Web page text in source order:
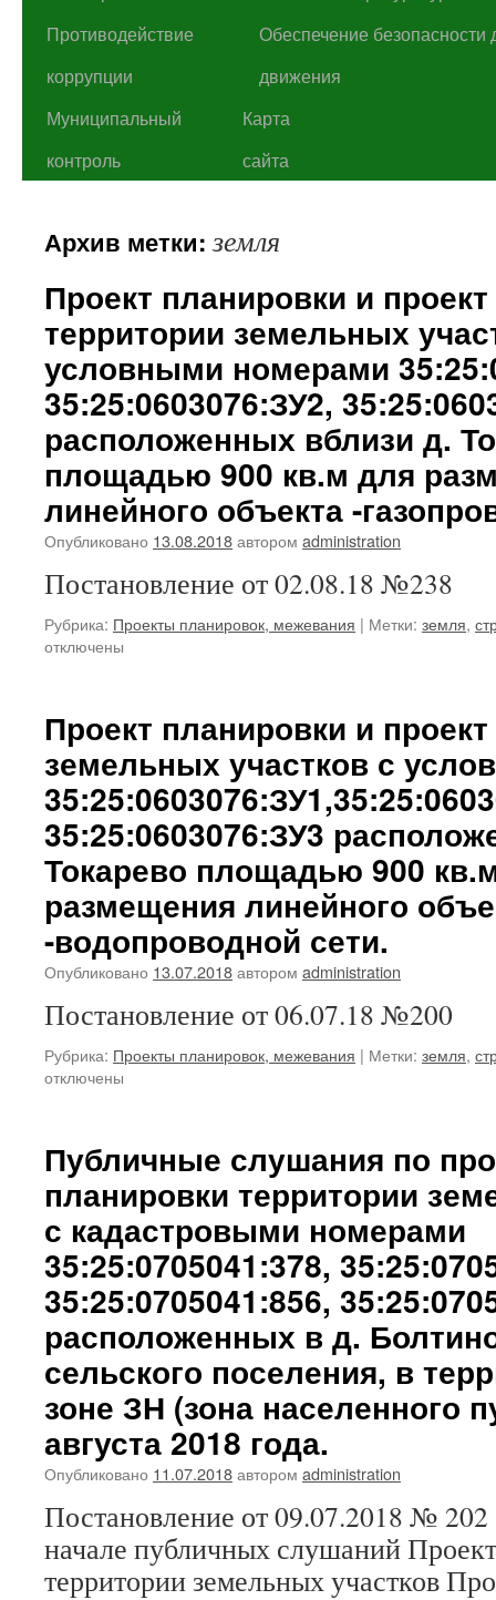
Противодействие
коррупции
Обеспечение безопасности
движения
Муниципальный
контроль
Карта
сайта
Архив метки:земля
Проект планировки и
территории земельных
условными номерами
35:25:0603076:ЗУ2,
расположенных вблизи д.
площадью 900 кв.м для
линейного объекта -
Опубликовано 13.08.2018автором administration
Постановление от 02.08.18 №238
Рубрика: Проекты планировок, межевания | Метки: земля,
отключены
Проект планировки и
земельных участков с
35:25:0603076:ЗУ3
Токарево площадью 900
размещения линейного
-водопроводной сети.
Опубликовано 13.07.2018автором administration
Постановление от 06.07.18 №200
Рубрика: Проекты планировок, межевания | Метки: земля,
отключены
Публичные слушания по
планировки территории
с кадастровыми номерами
35:25:0705041:378,
35:25:0705041:856,
расположенных в д.
сельского поселения, в
зоне ЗН (зона населенного
августа 2018 года.
Опубликовано 11.07.2018автором administration
Постановление от 09.07.2018 №
начале публичных слушаний
территории земельных участков